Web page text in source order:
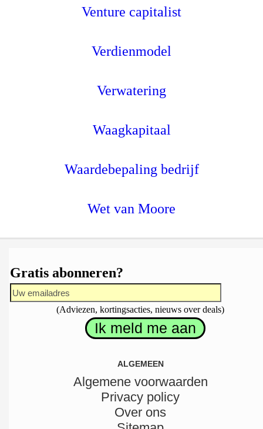
Venture capitalist
Verdienmodel
Verwatering
Waagkapitaal
Waardebepaling bedrijf
Wet van Moore
Gratis abonneren?
(Adviezen, kortingsacties, nieuws over deals)
ALGEMEEN
Algemene voorwaarden
Privacy policy
Over ons